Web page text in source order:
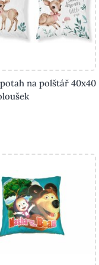
na polštář 40x40